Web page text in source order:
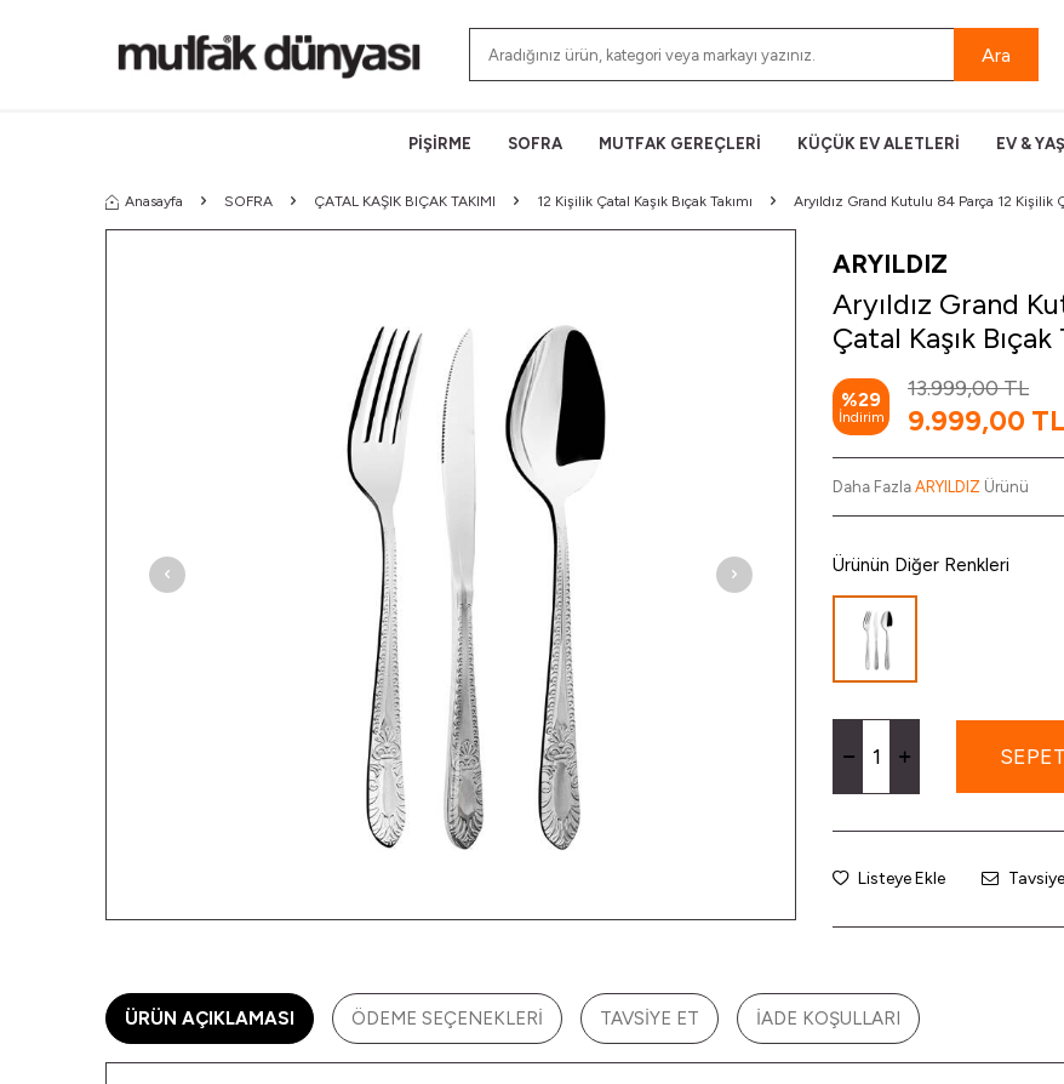
Ara
PİŞİRME SOFRA MUTFAK GEREÇLERİ KÜÇÜK EV ALETLERİ EV &
Anasayfa SOFRA ÇATAL KAŞIK BIÇAK TAKIMI 12 Kişilik Çatal Kaşık Bıçak Takımı Aryıldız Grand Kutulu 84 Parça 12 Kişilik
ARYILDIZ
Aryıldız Grand
Çatal Kaşık Bıçak
%29
İndirim
13.999,00TL
9.999,00 TL
Daha Fazla ARYILDIZ Ürünü
Ürünün Diğer Renkleri
Listeye Ekle
ÜRÜN AÇIKLAMASI ÖDEME SEÇENEKLERI TAVSIYE ET İADE KOŞULLARI